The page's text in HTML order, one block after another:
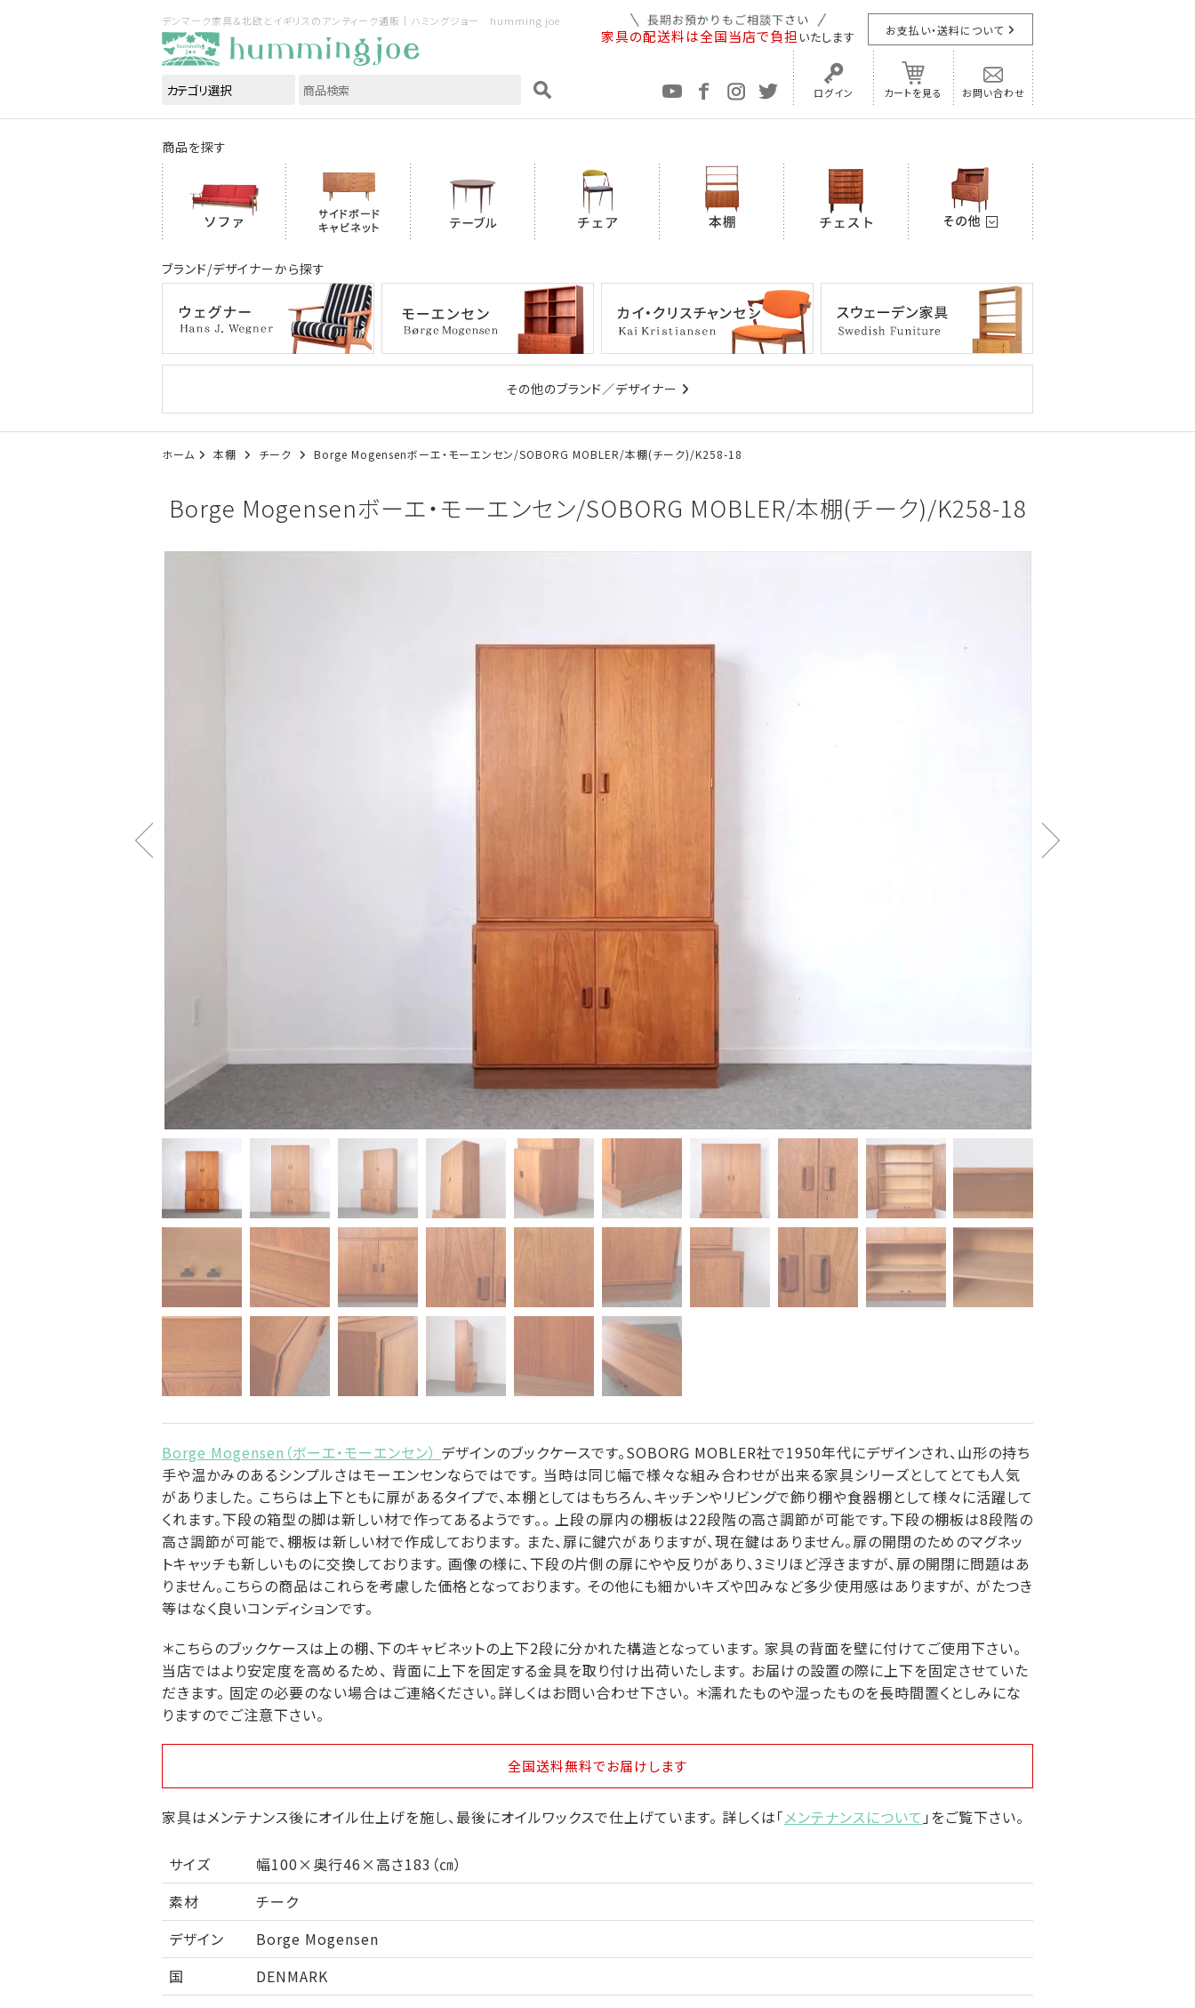
デンマーク家具＆北欧とイギリスのアンティーク通販｜ハミングジョー humming joe
家具の配送料は全国当店で負担 いたします お支払い・送料について
ログイン カートを見る お問い合わせ
商品を探す
ブランド/デザイナーから探す
その他のブランド／デザイナー
ホーム 本棚 チーク Borge Mogensenボーエ・モーエンセン/SOBORG MOBLER/本棚(チーク)/K258-18
Borge Mogensenボーエ・モーエンセン/SOBORG MOBLER/本棚(チーク)/K258-18
Borge Mogensen（ボーエ・モーエンセン） デザインのブックケースです。SOBORG MOBLER社で1950年代にデザインされ、山形の持ち
手や温かみのあるシンプルさはモーエンセンならではです。 当時は同じ幅で様々な組み合わせが出来る家具シリーズとしてとても人気
がありました。 こちらは上下ともに扉があるタイプで、本棚としてはもちろん、キッチンやリビングで飾り棚や食器棚として様々に活躍して
くれます。下段の箱型の脚は新しい材で作ってあるようです。。 上段の扉内の棚板は22段階の高さ調節が可能です。下段の棚板は8段階の
高さ調節が可能で、棚板は新しい材で作成しております。 また、扉に鍵穴がありますが、現在鍵はありません。扉の開閉のためのマグネッ
トキャッチも新しいものに交換しております。 画像の様に、下段の片側の扉にやや反りがあり、3ミリほど浮きますが、扉の開閉に問題はあ
りません。こちらの商品はこれらを考慮した価格となっております。 その他にも細かいキズや凹みなど多少使用感はありますが、 がたつき
等はなく良いコンディションです。
＊こちらのブックケースは上の棚、下のキャビネットの上下2段に分かれた構造となっています。 家具の背面を壁に付けてご使用下さい。
当店ではより安定度を高めるため、 背面に上下を固定する金具を取り付け出荷いたします。 お届けの設置の際に上下を固定させていた
だきます。 固定の必要のない場合はご連絡ください。詳しくはお問い合わせ下さい。 ＊濡れたものや湿ったものを長時間置くとしみにな
りますのでご注意下さい。
全国送料無料でお届けします
家具はメンテナンス後にオイル仕上げを施し、最後にオイルワックスで仕上げています。 詳しくは「メンテナンスについて 」をご覧下さい。
サイズ
幅100×奥行46×高さ183（㎝）
素材
チーク
デザイン
Borge Mogensen
国
DENMARK